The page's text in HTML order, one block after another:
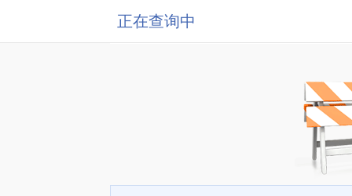
正在查询中